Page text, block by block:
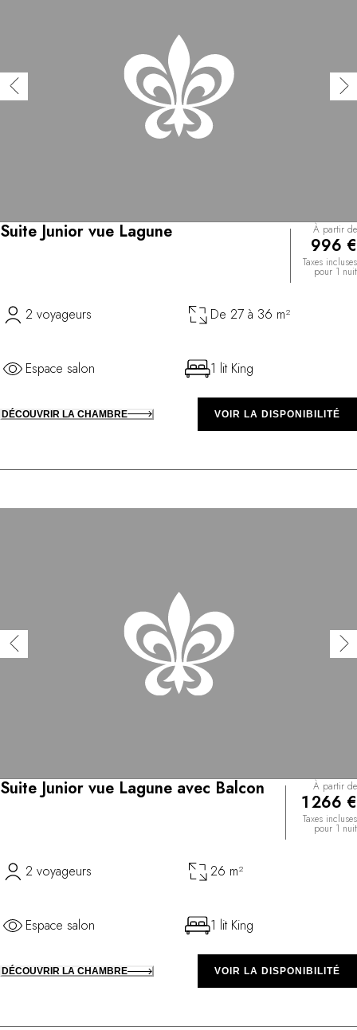
Suite Junior vue Lagune À partir de
996 €
Taxes incluses
pour 1 nuit
2 voyageurs De 27 à 36 m²
Espace salon 1 lit King
DÉCOUVRIR LA CHAMBRE VOIR LA DISPONIBILITÉ
Suite Junior vue Lagune avec Balcon À partir de
1 266 €
Taxes incluses
pour 1 nuit
2 voyageurs 26 m²
Espace salon 1 lit King
DÉCOUVRIR LA CHAMBRE VOIR LA DISPONIBILITÉ